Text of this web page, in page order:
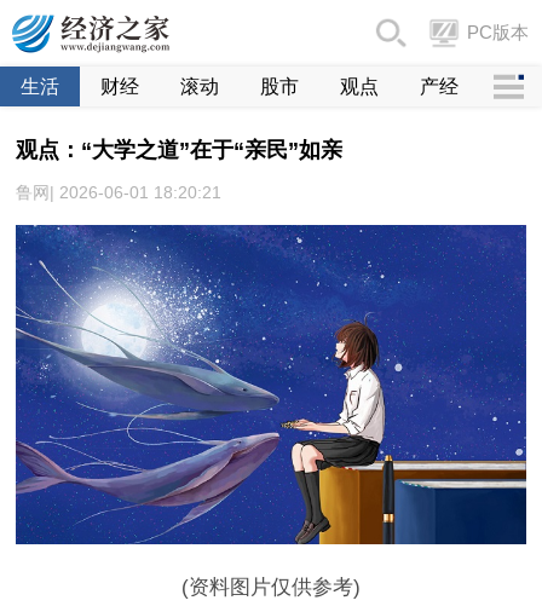
PC版本
生活 财经 滚动 股市 观点 产经
观点：“大学之道”在于“亲民”如亲
鲁网| 2026-06-01 18:20:21
(资料图片仅供参考)